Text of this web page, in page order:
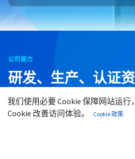
公司能力
研发、生产、认证
持协同推进
从研发生产到项目集成，鼎恒泰
我们使用必要 Cookie 保障网站运
Cookie 改善访问体验。
Cookie 政策